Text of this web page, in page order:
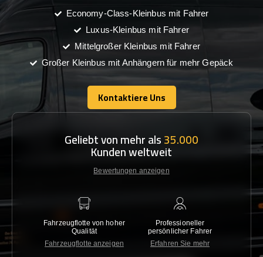
Economy-Class-Kleinbus mit Fahrer
Luxus-Kleinbus mit Fahrer
Mittelgroßer Kleinbus mit Fahrer
Großer Kleinbus mit Anhängern für mehr Gepäck
Kontaktiere Uns
Kontaktiere Uns
Geliebt von mehr als35.000
Kunden weltweit
Bewertungen anzeigen
Fahrzeugflotte von hoher
Qualität
Fahrzeugflotte anzeigen
Professioneller
persönlicher Fahrer
Erfahren Sie mehr